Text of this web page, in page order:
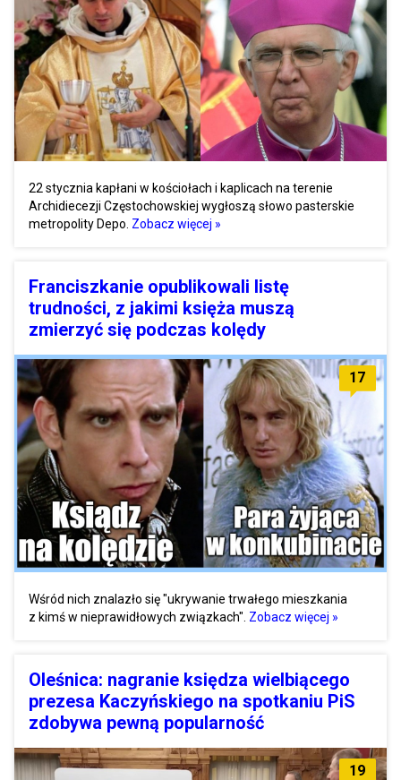
22 stycznia kapłani w kościołach i kaplicach na terenie
Archidiecezji Częstochowskiej wygłoszą słowo pasterskie
metropolity Depo. Zobacz więcej »
Franciszkanie opublikowali listę
trudności, z jakimi księża muszą
zmierzyć się podczas kolędy
17
Wśród nich znalazło się "ukrywanie trwałego mieszkania
z kimś w nieprawidłowych związkach". Zobacz więcej »
Oleśnica: nagranie księdza wielbiącego
prezesa Kaczyńskiego na spotkaniu PiS
zdobywa pewną popularność
19